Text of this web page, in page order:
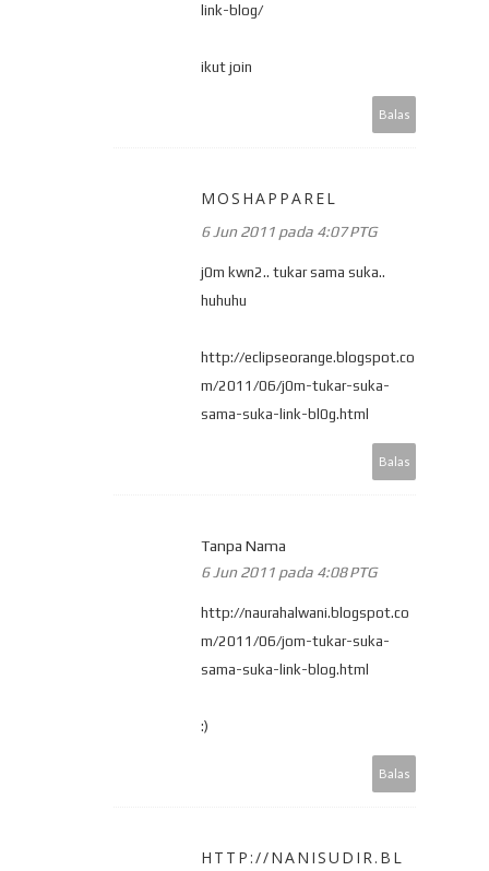
link-blog/
ikut join
Balas
MOSHAPPAREL
6 Jun 2011 pada 4:07 PTG
j0m kwn2.. tukar sama suka..
huhuhu
http://eclipseorange.blogspot.co
m/2011/06/j0m-tukar-suka-
sama-suka-link-bl0g.html
Balas
Tanpa Nama
6 Jun 2011 pada 4:08 PTG
http://naurahalwani.blogspot.co
m/2011/06/jom-tukar-suka-
sama-suka-link-blog.html
:)
Balas
HTTP://NANISUDIR.BL